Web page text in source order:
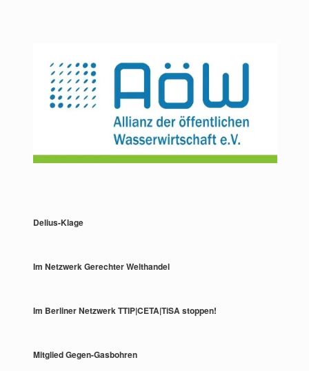
Delius-Klage
Im Netzwerk Gerechter Welthandel
Im Berliner Netzwerk TTIP|CETA|TiSA stoppen!
Mitglied Gegen-Gasbohren